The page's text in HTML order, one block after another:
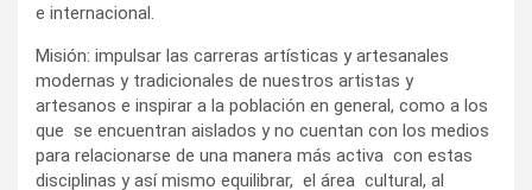
e internacional.
Misión: impulsar las carreras artísticas y artesanales
modernas y tradicionales de nuestros artistas y
artesanos e inspirar a la población en general, como a los
que se encuentran aislados y no cuentan con los medios
para relacionarse de una manera más activa con estas
disciplinas y así mismo equilibrar, el área cultural, al